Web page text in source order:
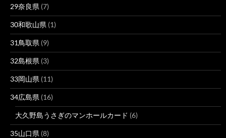
29奈良県 (7)
30和歌山県 (1)
31鳥取県 (9)
32島根県 (3)
33岡山県 (11)
34広島県 (16)
大久野島うさぎのマンホールカード (6)
35山口県 (8)